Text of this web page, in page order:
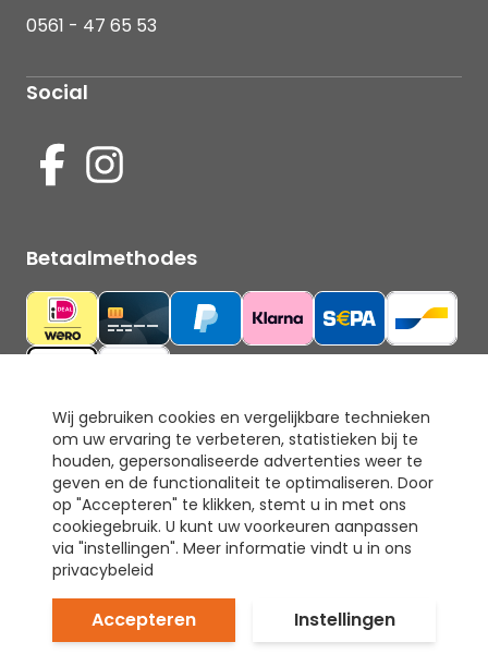
Wij gebruiken cookies en vergelijkbare technieken
om uw ervaring te verbeteren, statistieken bij te
houden, gepersonaliseerde advertenties weer te
geven en de functionaliteit te optimaliseren. Door
op "Accepteren" te klikken, stemt u in met ons
cookiegebruik. U kunt uw voorkeuren aanpassen
via "instellingen". Meer informatie vindt u in ons
privacybeleid
Accepteren Instellingen
0561 - 47 65 53
Social
Betaalmethodes
Ons keurmerk
© Tapijt & Laminaat Direct. Alle rechten voorbehouden.
Prijzen inclusief 21% BTW.